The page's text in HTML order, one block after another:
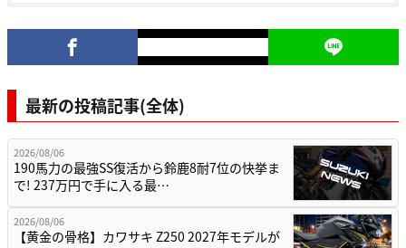
最新の投稿記事(全体)
2026/08/06
190馬力の最強SS復活から鈴鹿8耐7位の快挙ま
で! 237万円で手に入る最…
2026/08/06
【黄金の骨格】カワサキ Z250 2027年モデルが